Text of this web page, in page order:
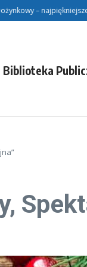
– najpiękniejsze
Biblioteka